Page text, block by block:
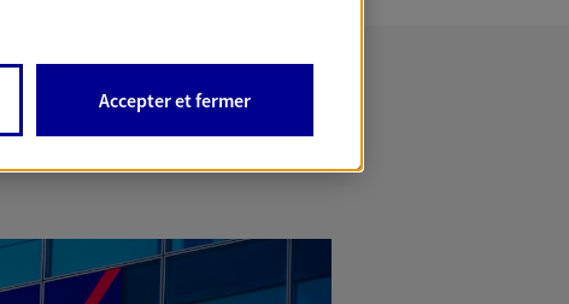
Accepter et fermer